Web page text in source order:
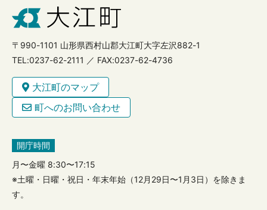
〒990-1101 山形県西村山郡大江町大字左沢882-1
TEL:0237-62-2111 ／ FAX:0237-62-4736
大江町のマップ
町へのお問い合わせ
開庁時間
月〜金曜 8:30〜17:15
※土曜・日曜・祝日・年末年始（12月29日〜1月3日）を除きま
す。